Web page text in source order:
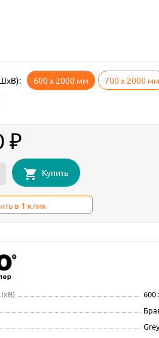
600 х 2000 мм 700 х 2000 мм
₽
Купить
в 1 клик
600